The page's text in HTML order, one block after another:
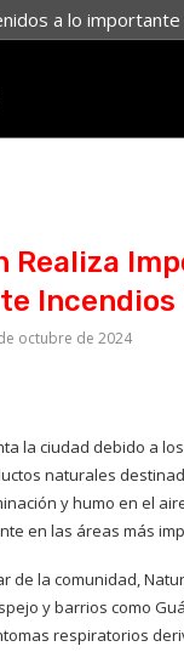
a lo
Realiza
Incendios
octubre de 2024
la ciudad debido a
naturales
y humo en el
en las áreas más
de la comunidad,
y barrios como
respiratorios